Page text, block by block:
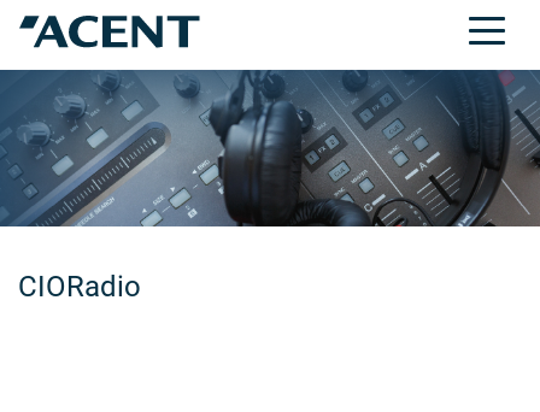
CIORadio